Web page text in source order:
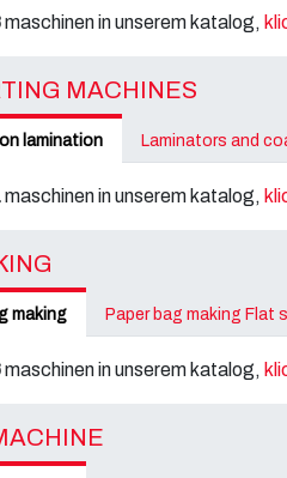
maschinen in unserem katalog,
MACHINES
lamination Laminators and
maschinen in unserem katalog,
making Paper bag making Flat
maschinen in unserem katalog,